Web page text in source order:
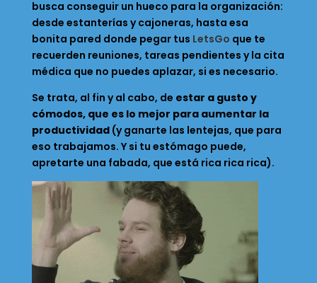
busca conseguir un hueco para la organización:
desde estanterías y cajoneras, hasta esa
bonita pared donde pegar tus LetsGo que te
recuerden reuniones, tareas pendientes y la cita
médica que no puedes aplazar, si es necesario.
Se trata, al fin y al cabo, de estar a gusto y
cómodos, que es lo mejor para aumentar la
productividad(y ganarte las lentejas, que para
eso trabajamos. Y si tu estómago puede,
apretarte una fabada, que está rica rica rica).